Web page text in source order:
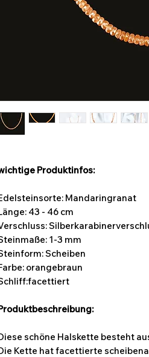
Produktinfos:
Mandaringranat
43 - 46 cm
1-3 mm
Scheiben
orangebraun
schöne Halskette besteht
Kette hat facettierte